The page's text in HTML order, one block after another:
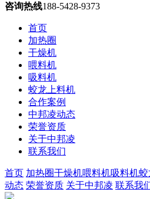
咨询热线188-5428-9373
首页
加热圈
干燥机
喂料机
吸料机
蛟龙上料机
合作案例
中邦凌动态
荣誉资质
关于中邦凌
联系我们
首页 加热圈干燥机喂料机吸料机蛟
动态 荣誉资质 关于中邦凌 联系我